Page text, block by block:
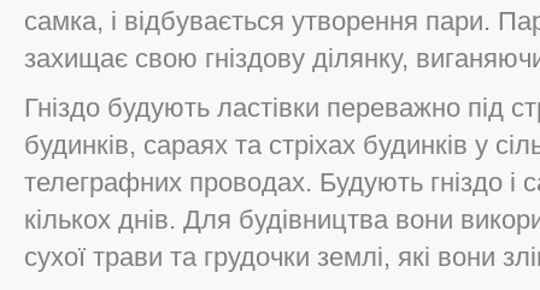
самка, і відбувається утворення пари.
захищає свою гніздову ділянку,
Гніздо будують ластівки переважно під
будинків, сараях та стріхах будинків у
телеграфних проводах. Будують гніздо і
кількох днів. Для будівництва вони
сухої трави та грудочки землі, які вони